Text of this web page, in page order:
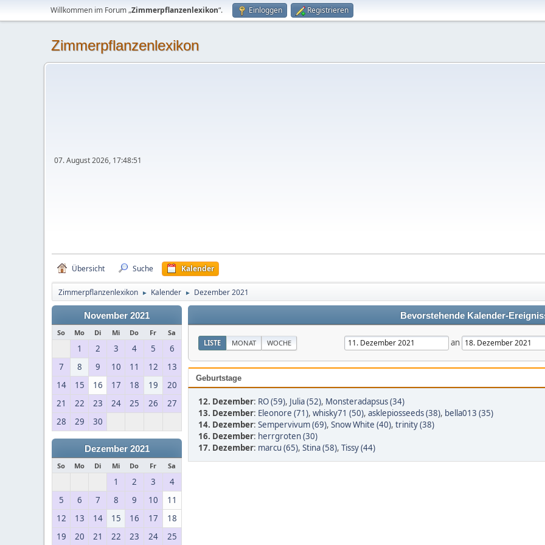
Willkommen im Forum „Zimmerpflanzenlexikon“. Einloggen Registrieren
Zimmerpflanzenlexikon
07. August 2026, 17:48:51
Übersicht Suche Kalender
Zimmerpflanzenlexikon ► Kalender ► Dezember 2021
November 2021
So Mo Di Mi Do Fr Sa
1 2 3 4 5
6
7
8 9 10 11 12
13
14
15 16 17 18 19
20
21
22 23 24 25 26
27
28
29 30
Dezember 2021
So Mo Di Mi Do Fr Sa
1 2 3
4
5
6 7 8 9 10
11
12
13 14 15 16 17
18
19
20 21 22 23 24 25
Bevorstehende Kalender-
LISTE MONAT WOCHE an
Geburtstage
12. Dezember: RO (59), Julia (52), Monsteradapsus (34)
13. Dezember: Eleonore (71), whisky71 (50), asklepiosseeds (38), bella013 (35)
14. Dezember: Sempervivum (69), Snow White (40), trinity (38)
16. Dezember: herrgroten (30)
17. Dezember: marcu (65), Stina (58), Tissy (44)